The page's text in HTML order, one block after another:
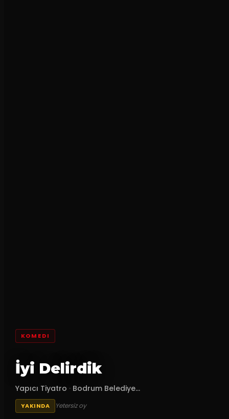
KOMEDI
İyi Delirdik
Yapıcı Tiyatro · Bodrum Belediye...
YAKINDA Yetersiz oy